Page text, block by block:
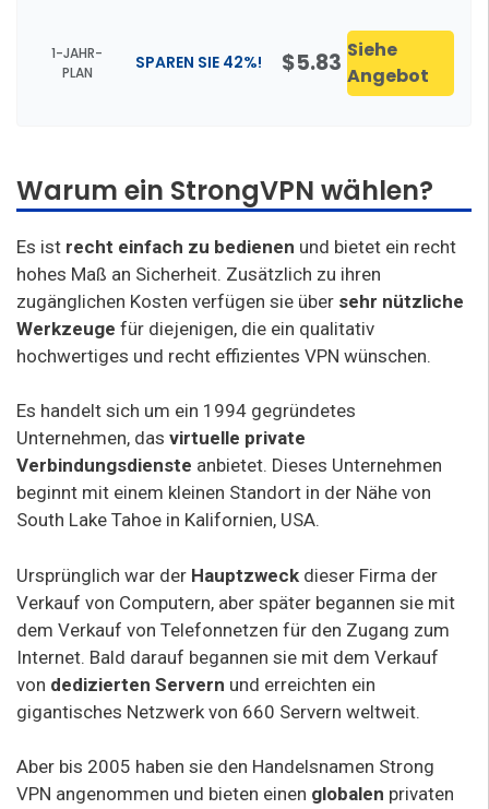
1-JAHR-
PLAN
$5.83
SPAREN SIE 42%!
Siehe
Angebot
Warum ein StrongVPN wählen?
Es ist recht einfach zu bedienen und bietet ein recht
hohes Maß an Sicherheit. Zusätzlich zu ihren
zugänglichen Kosten verfügen sie über sehr nützliche
Werkzeuge für diejenigen, die ein qualitativ
hochwertiges und recht effizientes VPN wünschen.
Es handelt sich um ein 1994 gegründetes
Unternehmen, das virtuelle private
Verbindungsdienste anbietet. Dieses Unternehmen
beginnt mit einem kleinen Standort in der Nähe von
South Lake Tahoe in Kalifornien, USA.
Ursprünglich war der Hauptzweck dieser Firma der
Verkauf von Computern, aber später begannen sie mit
dem Verkauf von Telefonnetzen für den Zugang zum
Internet. Bald darauf begannen sie mit dem Verkauf
von dedizierten Servern und erreichten ein
gigantisches Netzwerk von 660 Servern weltweit.
Aber bis 2005 haben sie den Handelsnamen Strong
VPN angenommen und bieten einen globalen privaten